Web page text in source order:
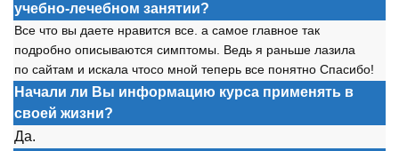
учебно-лечебном занятии?
Все что вы даете нравится все. а самое главное так
подробно описываются симптомы. Ведь я раньше лазила
по сайтам и искала чтосо мной теперь все понятно Спасибо!
Начали ли Вы информацию курса применять в
своей жизни?
Да.